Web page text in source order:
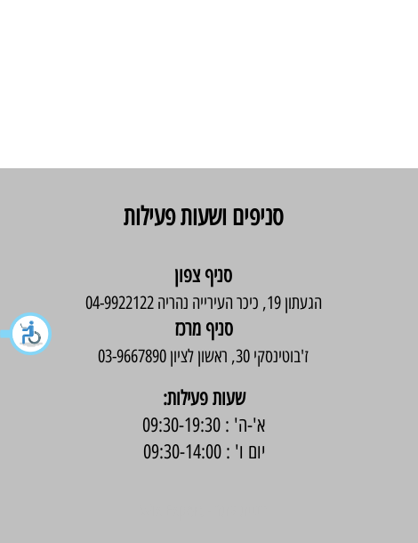
סניפים ושעות פעילות
סניף צפון
הגעתון 19, כיכר העירייה נהריה 04-9922122
סניף מרכז
ז'בוטינסקי 30, ראשון לציון 03-9667890
:שעות פעילות
א'-ה' : 09:30-19:30
יום ו' : 09:30-14:00